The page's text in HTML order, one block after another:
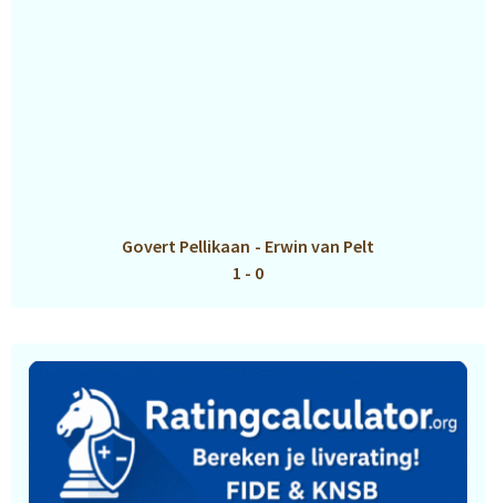
Govert Pellikaan - Erwin van Pelt
1 - 0